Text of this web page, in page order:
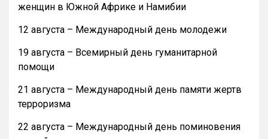
женщин в Южной Африке и Намибии
12 августа – Международный день молодежи
19 августа – Всемирный день гуманитарной
помощи
21 августа – Международный день памяти жертв
терроризма
22 августа – Международный день поминовения